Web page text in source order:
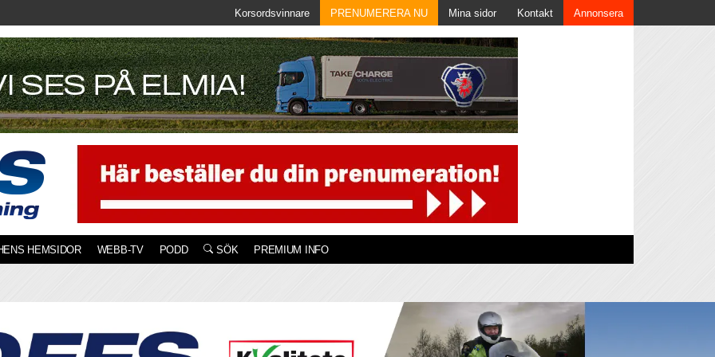
Korsordsvinnare PRENUMERERA NU Mina sidor Kontakt Annonsera
HEMSIDOR WEBB-TV PODD SÖK PREMIUM INFO